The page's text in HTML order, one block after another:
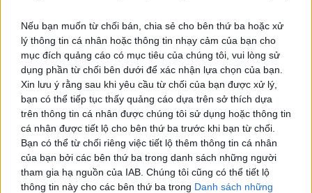
Nếu bạn muốn từ chối bán, chia sẻ cho bên thứ ba hoặc xử
lý thông tin cá nhân hoặc thông tin nhạy cảm của bạn cho
mục đích quảng cáo có mục tiêu của chúng tôi, vui lòng sử
dụng phần từ chối bên dưới để xác nhận lựa chọn của bạn.
Xin lưu ý rằng sau khi yêu cầu từ chối của bạn được xử lý,
bạn có thể tiếp tục thấy quảng cáo dựa trên sở thích dựa
trên thông tin cá nhân được chúng tôi sử dụng hoặc thông tin
cá nhân được tiết lộ cho bên thứ ba trước khi bạn từ chối.
Bạn có thể từ chối riêng việc tiết lộ thêm thông tin cá nhân
của bạn bởi các bên thứ ba trong danh sách những người
tham gia hạ nguồn của IAB. Chúng tôi cũng có thể tiết lộ
thông tin này cho các bên thứ ba trong Danh sách những
Block Painter Cowboy Swing